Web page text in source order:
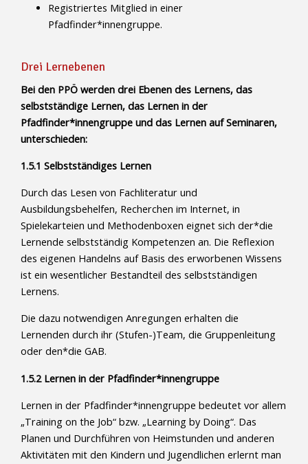
Registriertes Mitglied in einer
Pfadfinder*innengruppe.
Drei Lernebenen
Bei den PPÖ werden drei Ebenen des Lernens, das
selbstständige Lernen, das Lernen in der
Pfadfinder*innengruppe und das Lernen auf Seminaren,
unterschieden:
1.5.1 Selbstständiges Lernen
Durch das Lesen von Fachliteratur und
Ausbildungsbehelfen, Recherchen im Internet, in
Spielekarteien und Methodenboxen eignet sich der*die
Lernende selbstständig Kompetenzen an. Die Reflexion
des eigenen Handelns auf Basis des erworbenen Wissens
ist ein wesentlicher Bestandteil des selbstständigen
Lernens.
Die dazu notwendigen Anregungen erhalten die
Lernenden durch ihr (Stufen-)Team, die Gruppenleitung
oder den*die GAB.
1.5.2 Lernen in der Pfadfinder*innengruppe
Lernen in der Pfadfinder*innengruppe bedeutet vor allem
„Training on the Job“ bzw. „Learning by Doing“. Das
Planen und Durchführen von Heimstunden und anderen
Aktivitäten mit den Kindern und Jugendlichen erlernt man